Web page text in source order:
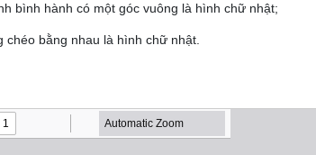
bình hành có một góc vuông là hình chữ nhật;
bằng nhau là hình chữ nhật.